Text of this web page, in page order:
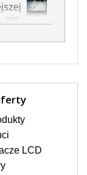
w
Do
np.
LCD